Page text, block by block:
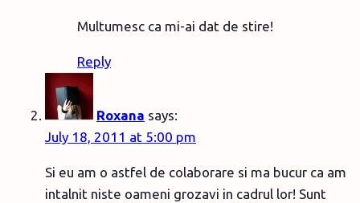
Multumesc ca mi-ai dat de stire!
Reply
Roxana says:
July 18, 2011 at 5:00 pm
Si eu am o astfel de colaborare si ma bucur ca am
intalnit niste oameni grozavi in cadrul lor! Sunt